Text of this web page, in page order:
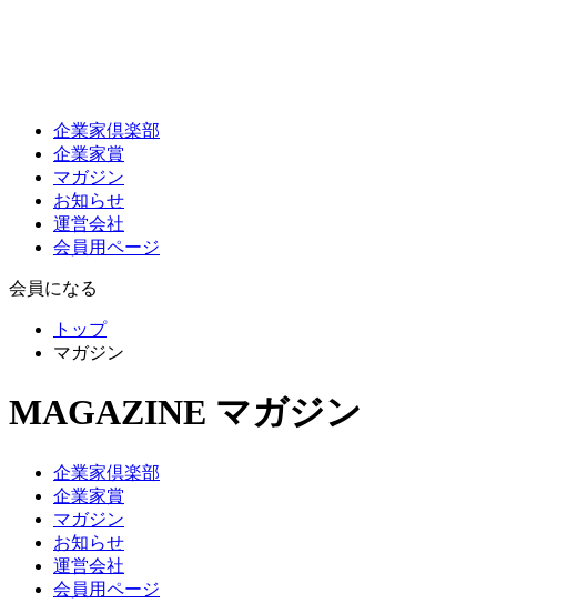
企業家倶楽部
企業家賞
マガジン
お知らせ
運営会社
会員用ページ
会員になる
トップ
マガジン
MAGAZINE マガジン
企業家倶楽部
企業家賞
マガジン
お知らせ
運営会社
会員用ページ